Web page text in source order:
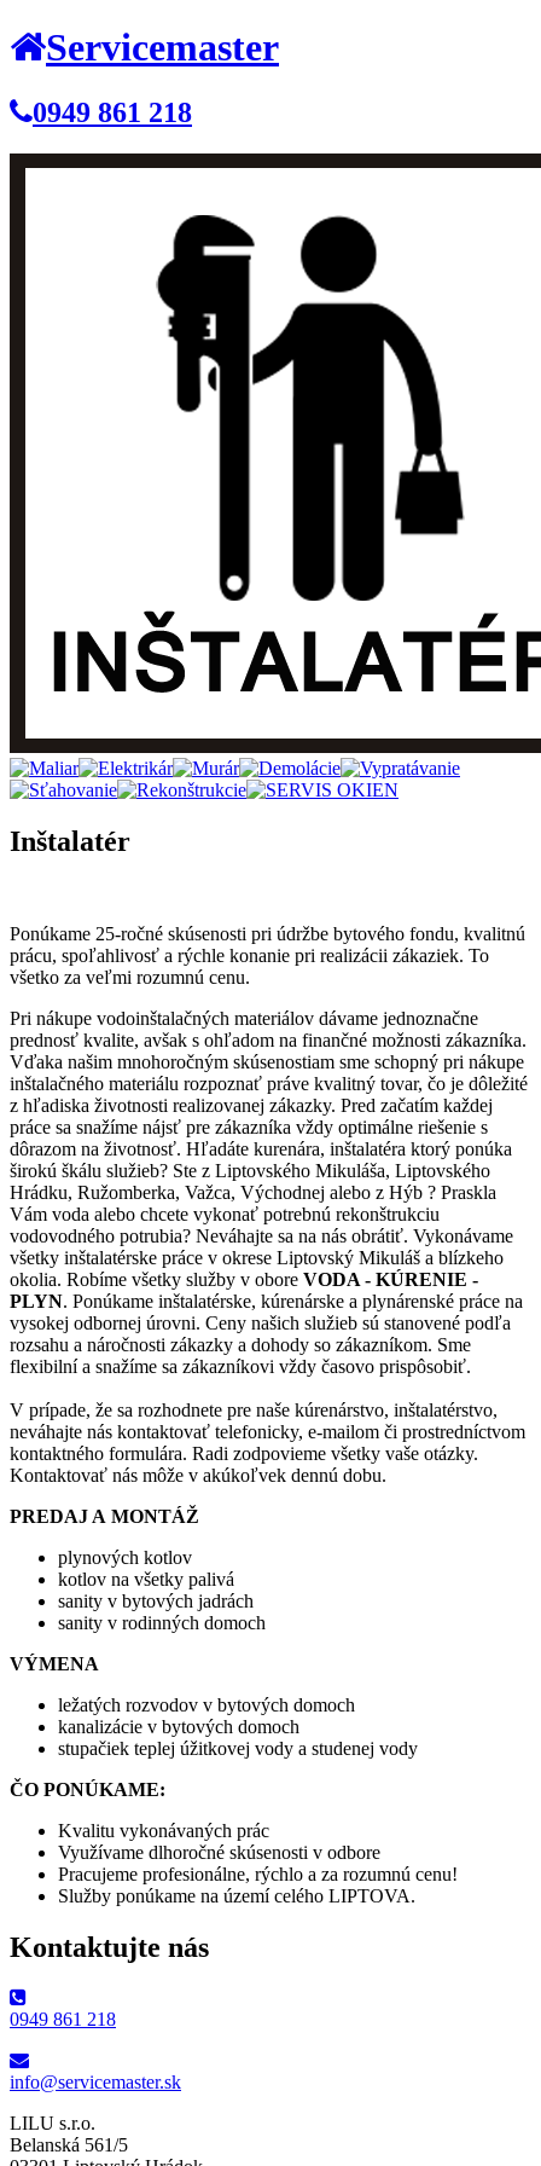
Servicemaster
0949 861 218
Inštalatér
Ponúkame 25-ročné skúsenosti pri údržbe bytového fondu, kvalitnú
prácu, spoľahlivosť a rýchle konanie pri realizácii zákaziek. To
všetko za veľmi rozumnú cenu.
Pri nákupe vodoinštalačných materiálov dávame jednoznačne
prednosť kvalite, avšak s ohľadom na finančné možnosti zákazníka.
Vďaka našim mnohoročným skúsenostiam sme schopný pri nákupe
inštalačného materiálu rozpoznať práve kvalitný tovar, čo je dôležité
z hľadiska životnosti realizovanej zákazky. Pred začatím každej
práce sa snažíme nájsť pre zákazníka vždy optimálne riešenie s
dôrazom na životnosť. Hľadáte kurenára, inštalatéra ktorý ponúka
širokú škálu služieb? Ste z Liptovského Mikuláša, Liptovského
Hrádku, Ružomberka, Važca, Východnej alebo z Hýb ? Praskla
Vám voda alebo chcete vykonať potrebnú rekonštrukciu
vodovodného potrubia? Neváhajte sa na nás obrátiť. Vykonávame
všetky inštalatérske práce v okrese Liptovský Mikuláš a blízkeho
okolia. Robíme všetky služby v obore VODA - KÚRENIE -
PLYN. Ponúkame inštalatérske, kúrenárske a plynárenské práce na
vysokej odbornej úrovni. Ceny našich služieb sú stanovené podľa
rozsahu a náročnosti zákazky a dohody so zákazníkom. Sme
flexibilní a snažíme sa zákazníkovi vždy časovo prispôsobiť.
V prípade, že sa rozhodnete pre naše kúrenárstvo, inštalatérstvo,
neváhajte nás kontaktovať telefonicky, e-mailom či prostredníctvom
kontaktného formulára. Radi zodpovieme všetky vaše otázky.
Kontaktovať nás môže v akúkoľvek dennú dobu.
PREDAJ A MONTÁŽ
plynových kotlov
kotlov na všetky palivá
sanity v bytových jadrách
sanity v rodinných domoch
VÝMENA
ležatých rozvodov v bytových domoch
kanalizácie v bytových domoch
stupačiek teplej úžitkovej vody a studenej vody
ČO PONÚKAME:
Kvalitu vykonávaných prác
Využívame dlhoročné skúsenosti v odbore
Pracujeme profesionálne, rýchlo a za rozumnú cenu!
Služby ponúkame na území celého LIPTOVA.
Kontaktujte nás
0949 861 218
info@servicemaster.sk
LILU s.r.o.
Belanská 561/5